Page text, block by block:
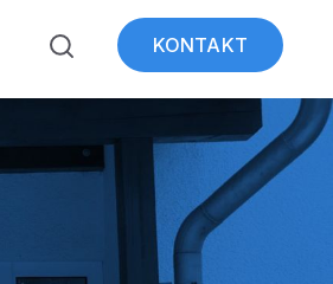
KONTAKT